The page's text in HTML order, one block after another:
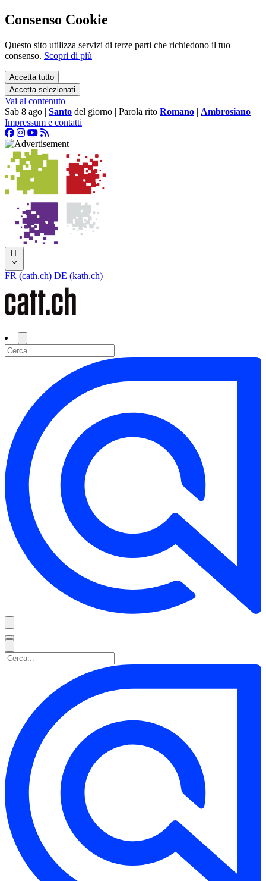
Consenso Cookie
Questo sito utilizza servizi di terze parti che richiedono il tuo
consenso. Scopri di più
Accetta tutto
Accetta selezionati
Vai al contenuto
Sab 8 ago | Santo del giorno | Parola rito Romano | Ambrosiano
Impressum e contatti |
IT
FR (cath.ch) DE (kath.ch)